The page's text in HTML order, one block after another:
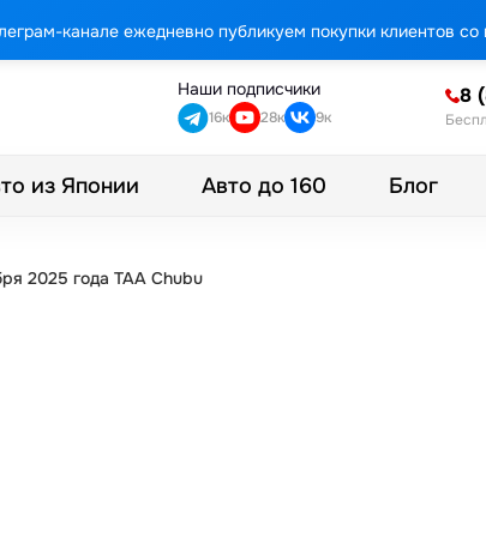
канале ежедневно публикуем покупки клиентов со
Наши подписчики
16к 28к 9к
8
из Японии Авто до 160 Блог
2025 года TAA Chubu